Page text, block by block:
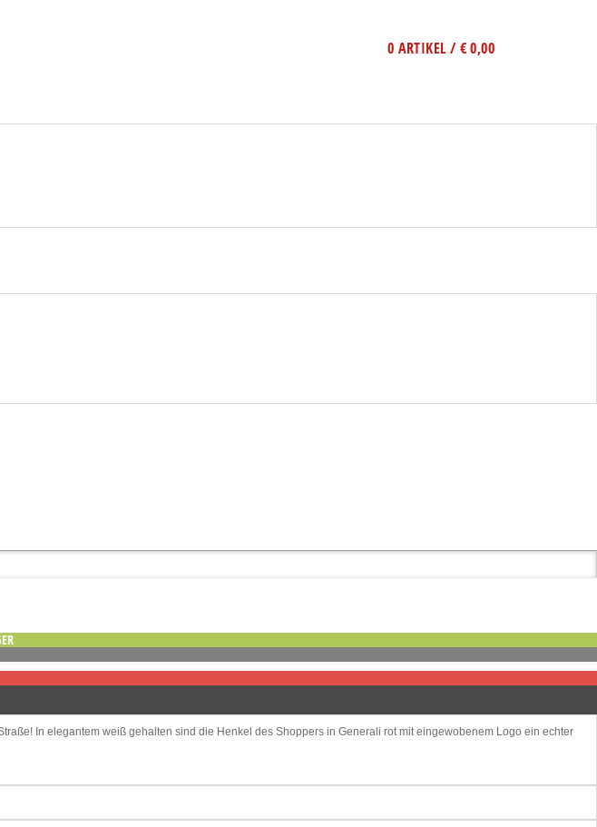
0 ARTIKEL / € 0,00
In elegantem weiß gehalten sind die Henkel des Shoppers in Generali rot mit eingewobenem Logo ein echter